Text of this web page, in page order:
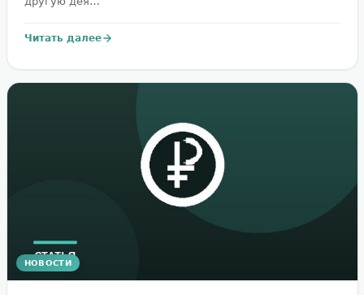
Читать далее
НОВОСТИ